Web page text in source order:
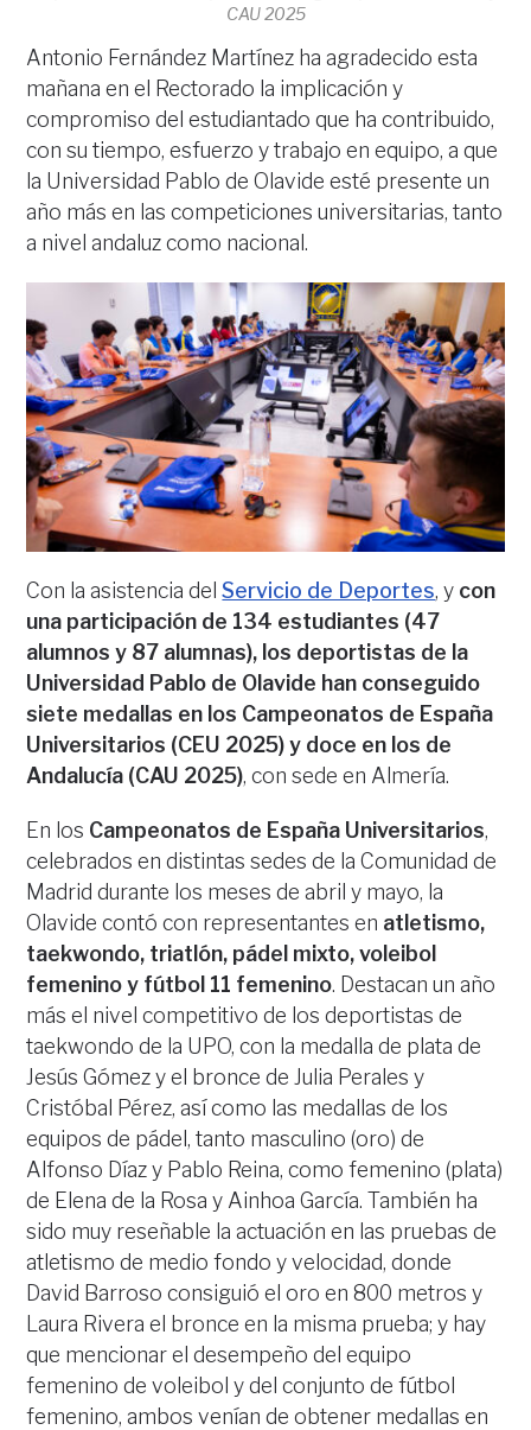
CAU 2025
Antonio Fernández Martínez ha agradecido esta
mañana en el Rectorado la implicación y
compromiso del estudiantado que ha contribuido,
con su tiempo, esfuerzo y trabajo en equipo, a que
la Universidad Pablo de Olavide esté presente un
año más en las competiciones universitarias, tanto
a nivel andaluz como nacional.
Con la asistencia delServicio de Deportes, y con
una participación de 134 estudiantes (47
alumnos y 87 alumnas), los deportistas de la
Universidad Pablo de Olavide han conseguido
siete medallas en los Campeonatos de España
Universitarios (CEU 2025) y doce en los de
Andalucía (CAU 2025), con sede en Almería.
En los Campeonatos de España Universitarios,
celebrados en distintas sedes de la Comunidad de
Madrid durante los meses de abril y mayo, la
Olavide contó con representantes en atletismo,
taekwondo, triatlón, pádel mixto, voleibol
femenino y fútbol 11 femenino. Destacan un año
más el nivel competitivo de los deportistas de
taekwondo de la UPO, con la medalla de plata de
Jesús Gómez y el bronce de Julia Perales y
Cristóbal Pérez, así como las medallas de los
equipos de pádel, tanto masculino (oro) de
Alfonso Díaz y Pablo Reina, como femenino (plata)
de Elena de la Rosa y Ainhoa García. También ha
sido muy reseñable la actuación en las pruebas de
atletismo de medio fondo y velocidad, donde
David Barroso consiguió el oro en 800 metros y
Laura Rivera el bronce en la misma prueba; y hay
que mencionar el desempeño del equipo
femenino de voleibol y del conjunto de fútbol
femenino, ambos venían de obtener medallas en